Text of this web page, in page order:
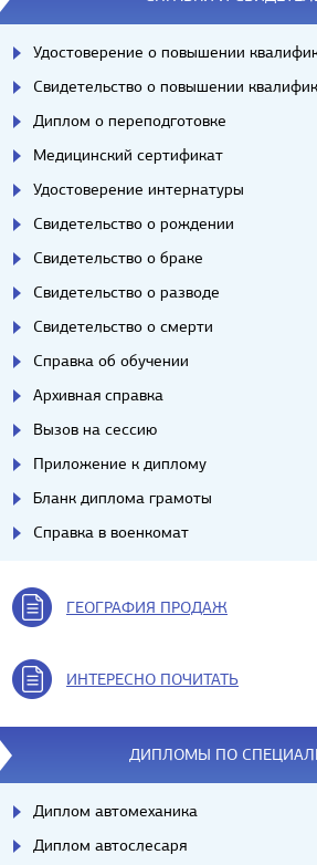
Удостоверение о повышении
Свидетельство о повышении
Диплом о переподготовке
Медицинский сертификат
Удостоверение интернатуры
Свидетельство о рождении
Свидетельство о браке
Свидетельство о разводе
Свидетельство о смерти
Справка об обучении
Архивная справка
Вызов на сессию
Приложение к диплому
Бланк диплома грамоты
Справка в военкомат
ГЕОГРАФИЯ ПРОДАЖ
ИНТЕРЕСНО ПОЧИТАТЬ
ДИПЛОМЫ ПО
Диплом автомеханика
Диплом автослесаря